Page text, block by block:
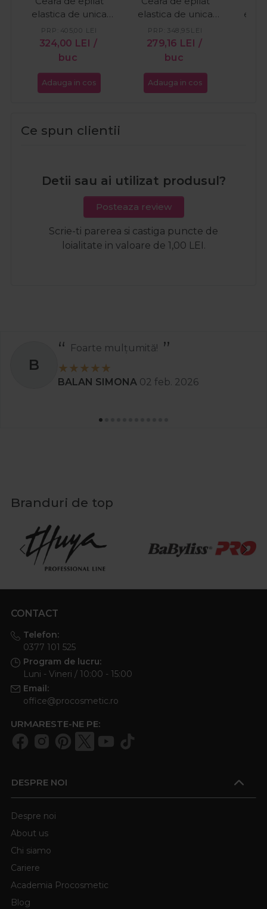
elastica de unica
folosinta cu miere
800ml
324,00 LEI /
buc
PRP: 405,00 LEI
Adauga in cos
elastica de unica
folosinta cu dioxid de
titan 800ml
279,16 LEI /
buc
PRP: 348,95 LEI
Adauga in cos
Ce spun clientii
Detii sau ai utilizat produsul?
Posteaza review
Scrie-ti parerea si castiga puncte de
loialitate in valoare de 1,00 LEI.
B
Foarte mulțumită!
BALAN SIMONA 02 feb. 2026
Branduri de top
CONTACT
Telefon:
0377 101 525
Program de lucru:
Luni - Vineri / 10:00 - 15:00
Email:
office@procosmetic.ro
URMARESTE-NE PE:
DESPRE NOI
Despre noi
About us
Chi siamo
Cariere
Academia Procosmetic
Blog